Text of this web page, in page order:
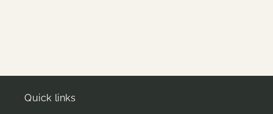
Quick links